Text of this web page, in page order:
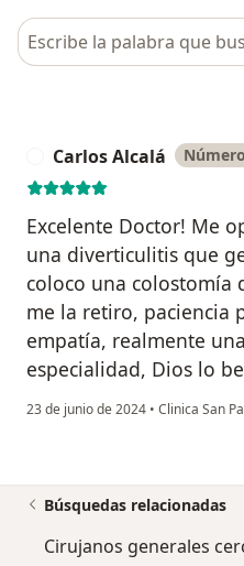
Busca en opiniones
Carlos Alcalá
Excelente Doctor! Me
una diverticulitis que
coloco una colostomía
me la retiro, paciencia
empatía, realmente
especialidad, Dios lo
23 de junio de 2024 • Clinica San
Búsquedas relacionadas
Cirujanos generales